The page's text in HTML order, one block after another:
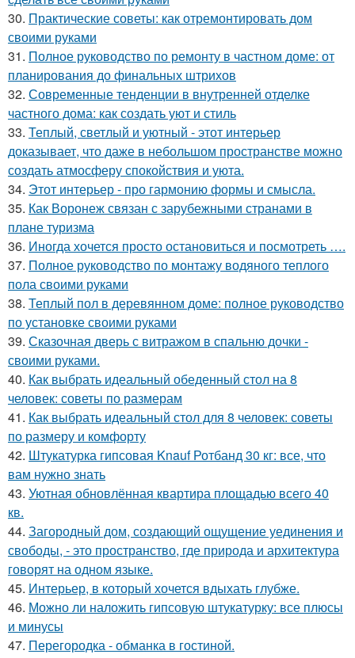
30. Практические советы: как отремонтировать дом
своими руками
31. Полное руководство по ремонту в частном доме: от
планирования до финальных штрихов
32. Современные тенденции в внутренней отделке
частного дома: как создать уют и стиль
33. Теплый, светлый и уютный - этот интерьер
доказывает, что даже в небольшом пространстве можно
создать атмосферу спокойствия и уюта.
34. Этот интерьер - про гармонию формы и смысла.
35. Как Воронеж связан с зарубежными странами в
плане туризма
36. Иногда хочется просто остановиться и посмотреть ….
37. Полное руководство по монтажу водяного теплого
пола своими руками
38. Теплый пол в деревянном доме: полное руководство
по установке своими руками
39. Сказочная дверь с витражом в спальню дочки -
своими руками.
40. Как выбрать идеальный обеденный стол на 8
человек: советы по размерам
41. Как выбрать идеальный стол для 8 человек: советы
по размеру и комфорту
42. Штукатурка гипсовая Knauf Ротбанд 30 кг: все, что
вам нужно знать
43. Уютная обновлённая квартира площадью всего 40
кв.
44. Загородный дом, создающий ощущение уединения и
свободы, - это пространство, где природа и архитектура
говорят на одном языке.
45. Интерьер, в который хочется вдыхать глубже.
46. Можно ли наложить гипсовую штукатурку: все плюсы
и минусы
47. Перегородка - обманка в гостиной.